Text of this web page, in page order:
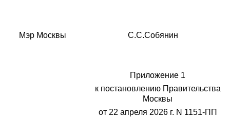
Мэр Москвы С.С.Собянин
Приложение 1
к постановлению Правительства
Москвы
от 22 апреля 2026 г. N 1151-ПП